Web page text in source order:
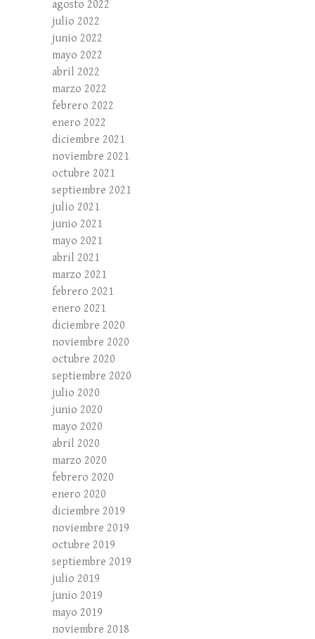
agosto 2022
julio 2022
junio 2022
mayo 2022
abril 2022
marzo 2022
febrero 2022
enero 2022
diciembre 2021
noviembre 2021
octubre 2021
septiembre 2021
julio 2021
junio 2021
mayo 2021
abril 2021
marzo 2021
febrero 2021
enero 2021
diciembre 2020
noviembre 2020
octubre 2020
septiembre 2020
julio 2020
junio 2020
mayo 2020
abril 2020
marzo 2020
febrero 2020
enero 2020
diciembre 2019
noviembre 2019
octubre 2019
septiembre 2019
julio 2019
junio 2019
mayo 2019
noviembre 2018